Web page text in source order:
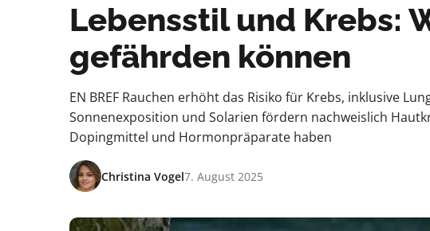
Lebensstil und Krebs:
gefährden können
EN BREF Rauchen erhöht das Risiko für Krebs, inklusive
Sonnenexposition und Solarien fördern nachweislich
Dopingmittel und Hormonpräparate haben
Christina Vogel7. August 2025